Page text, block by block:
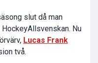
slut då man
Nu
Lucas Frank
två.